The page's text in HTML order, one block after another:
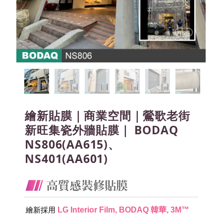
繪新貼膜｜商業空間｜鶯歌老街
新旺集瓷外牆貼膜｜ BODAQ
NS806(AA615)、
NS401(AA601)
繪新採用 LG Interior Film, BODAQ 韓華, 3M™